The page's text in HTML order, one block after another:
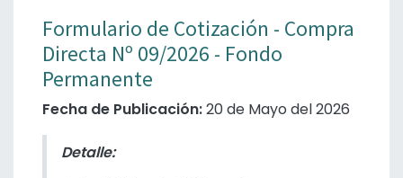
Formulario de Cotización - Compra
Directa Nº 09/2026 - Fondo
Permanente
Fecha de Publicación:20 de Mayo del 2026
Detalle: